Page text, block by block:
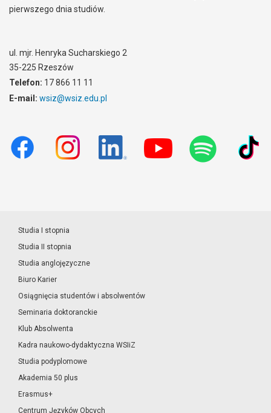
pierwszego dnia studiów.
ul. mjr. Henryka Sucharskiego 2
35-225 Rzeszów
Telefon: 17 866 11 11
E-mail: wsiz@wsiz.edu.pl
Studia I stopnia
Studia II stopnia
Studia anglojęzyczne
Biuro Karier
Osiągnięcia studentów i absolwentów
Seminaria doktoranckie
Klub Absolwenta
Kadra naukowo-dydaktyczna WSIiZ
Studia podyplomowe
Akademia 50 plus
Erasmus+
Centrum Języków Obcych